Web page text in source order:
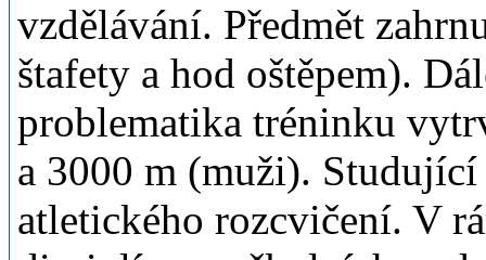
vzdělávání. Předmět
štafety a hod oštěpem).
problematika tréninku
a 3000 m (muži).
atletického rozcvičení. V